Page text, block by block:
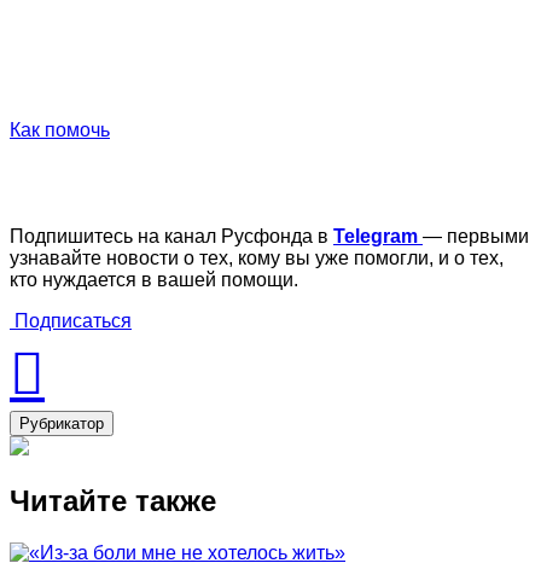
Как помочь
Подпишитесь на канал Русфонда в Telegram — первыми
узнавайте новости о тех, кому вы уже помогли, и о тех,
кто нуждается в вашей помощи.
Подписаться
Рубрикатор
Читайте также